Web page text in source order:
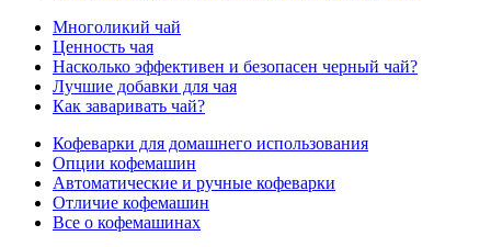
Многоликий чай
Ценность чая
Насколько эффективен и безопасен черный чай?
Лучшие добавки для чая
Как заваривать чай?
Кофеварки для домашнего использования
Опции кофемашин
Автоматические и ручные кофеварки
Отличие кофемашин
Все о кофемашинах